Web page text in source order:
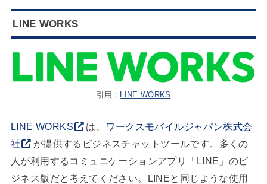
LINE WORKS
引用： LINE WORKS
LINE WORKS は、 ワークスモバイルジャパン株式会
社
が提供するビジネスチャットツールです。多くの
人が利用するコミュニケーションアプリ「LINE」のビ
ジネス版だと考えてください。LINEと同じような使用